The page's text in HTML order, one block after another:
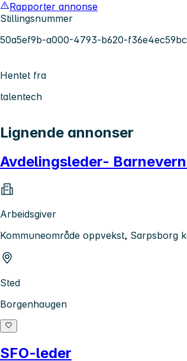
Rapporter annonse
Stillingsnummer
50a5ef9b-a000-4793-b620-
Hentet fra
talentech
Lignende annonser
Avdelingsleder-
Arbeidsgiver
Kommuneområde oppvekst, Sarpsborg
Sted
Borgenhaugen
SFO-leder